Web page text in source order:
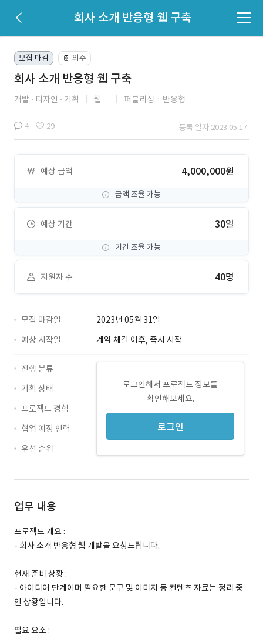
회사 소개 반응형 웹 구축
모집 마감 📔 외주
회사 소개 반응형 웹 구축
개발 디자인 기획 웹 퍼블리싱ㆍ반응형
4 29 등록 일자 2023.05.17.
예상 금액 4,000,000원
금액 조율 가능
예상 기간 30일
기간 조율 가능
지원자 수 40명
모집 마감일
2023년 05월 31일
예상 시작일
계약 체결 이후, 즉시 시작
로그인해서 프로젝트 정보를
확인해보세요.
로그인
진행 분류
기획 상태
프로젝트 경험
협업 예정 인력
우선 순위
업무 내용
프로젝트 개요 :
- 회사 소개 반응형 웹 개발을 요청드립니다.
현재 준비 상황 :
- 아이디어 단계이며 필요한 문구 및 이미지 등 컨텐츠 자료는 정리 중
인 상황입니다.
필요 요소 :